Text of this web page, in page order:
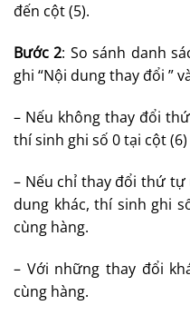
đến cột (5).
Bước 2: So sánh danh
ghi “Nội dung thay đổi ”
– Nếu không thay đổi
thí sinh ghi số 0 tại cột
– Nếu chỉ thay đổi thứ
dung khác, thí sinh ghi
cùng hàng.
– Với những thay đổi
cùng hàng.